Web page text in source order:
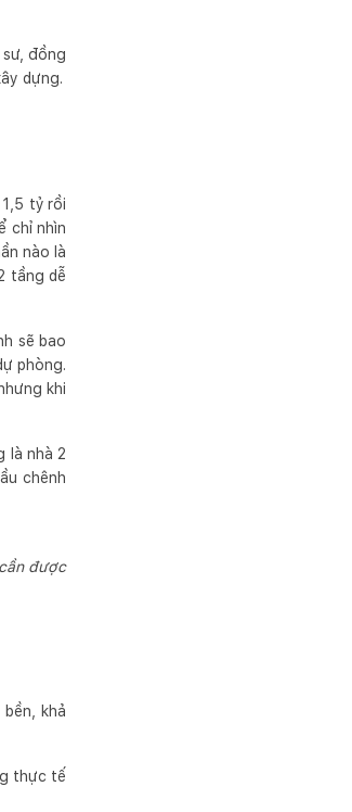
đồng
dựng.
tỷ rồi
chỉ nhìn
nào là
tầng dễ
sẽ bao
phòng.
khi
là nhà 2
chênh
được
khả
thực tế